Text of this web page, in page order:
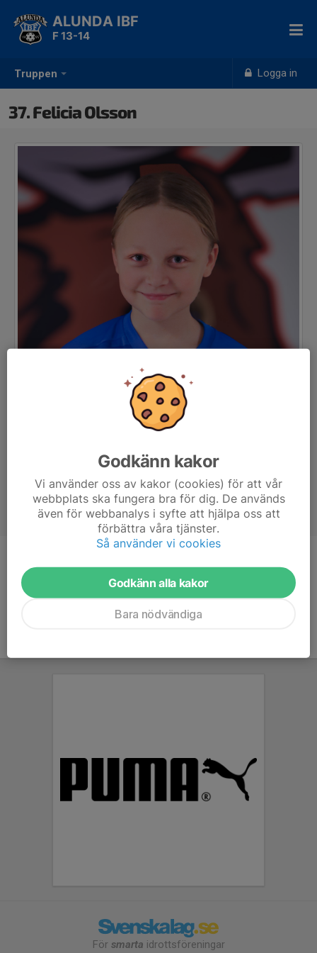
Truppen Logga in
ALUNDA IBF
F 13-14
37. Felicia Olsson
Ålder 11 år
För smarta idrottsföreningar
Godkänn kakor
Vi använder oss av kakor (cookies) för att vår
webbplats ska fungera bra för dig. De används
även för webbanalys i syfte att hjälpa oss att
förbättra våra tjänster.
Så använder vi cookies
Godkänn alla kakor
Bara nödvändiga